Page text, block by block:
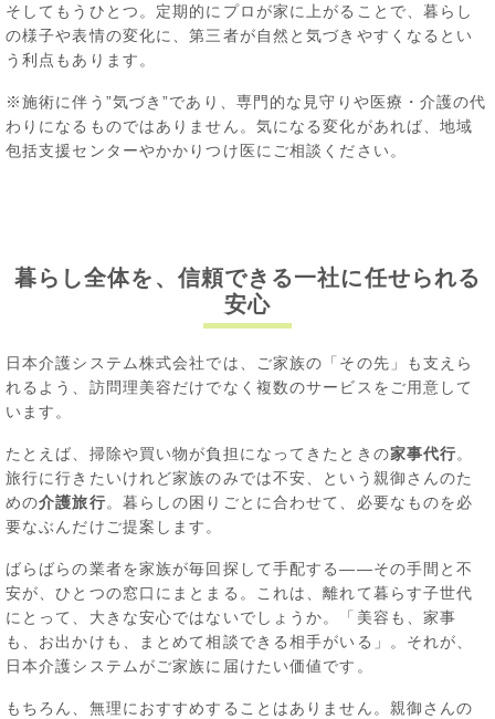
そしてもうひとつ。定期的にプロが家に上がることで、暮らし
の様子や表情の変化に、第三者が自然と気づきやすくなるとい
う利点もあります。
※施術に伴う”気づき”であり、専門的な見守りや医療・介護の代
わりになるものではありません。気になる変化があれば、地域
包括支援センターやかかりつけ医にご相談ください。
暮らし全体を、信頼できる一社に任せられる
安心
日本介護システム株式会社では、ご家族の「その先」も支えら
れるよう、訪問理美容だけでなく複数のサービスをご用意して
います。
たとえば、掃除や買い物が負担になってきたときの家事代行。
旅行に行きたいけれど家族のみでは不安、という親御さんのた
めの介護旅行。暮らしの困りごとに合わせて、必要なものを必
要なぶんだけご提案します。
ばらばらの業者を家族が毎回探して手配する——その手間と不
安が、ひとつの窓口にまとまる。これは、離れて暮らす子世代
にとって、大きな安心ではないでしょうか。「美容も、家事
も、お出かけも、まとめて相談できる相手がいる」。それが、
日本介護システムがご家族に届けたい価値です。
もちろん、無理におすすめすることはありません。親御さんの